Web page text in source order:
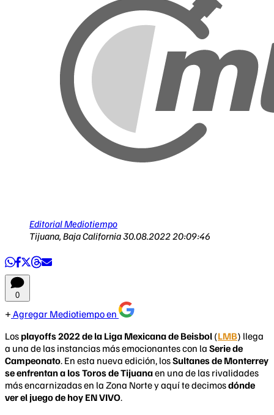
Editorial Mediotiempo
Tijuana, Baja California30.08.2022 20:09:46
0
Agregar Mediotiempo en
Los playoffs 2022 de la Liga Mexicana de Beisbol (LMB) llega
a una de las instancias más emocionantes con la Serie de
Campeonato. En esta nueva edición, losSultanes de Monterrey
se enfrentan a los Toros de Tijuanaen una de las rivalidades
más encarnizadas en la Zona Norte y aquí te decimosdónde
ver el juego de hoy EN VIVO.